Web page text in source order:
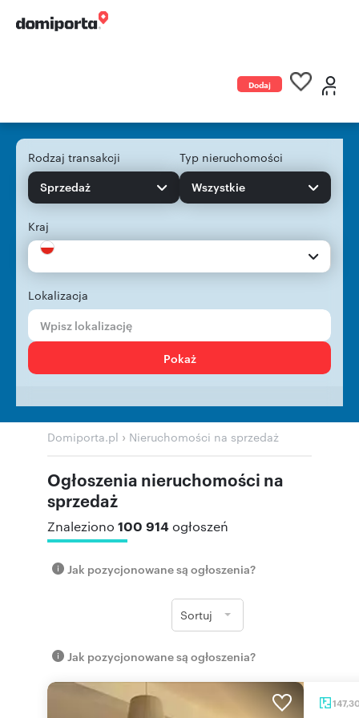
Dodaj
Rodzaj transakcji
Sprzedaż
Typ nieruchomości
Wszystkie
Kraj
Lokalizacja
Pokaż
Domiporta.pl › Nieruchomości na sprzedaż
Ogłoszenia nieruchomości na
sprzedaż
Znaleziono 100 914ogłoszeń
Jak pozycjonowane są ogłoszenia?
Sortuj
Jak pozycjonowane są ogłoszenia?